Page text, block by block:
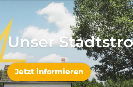
Unser
Jetzt informieren